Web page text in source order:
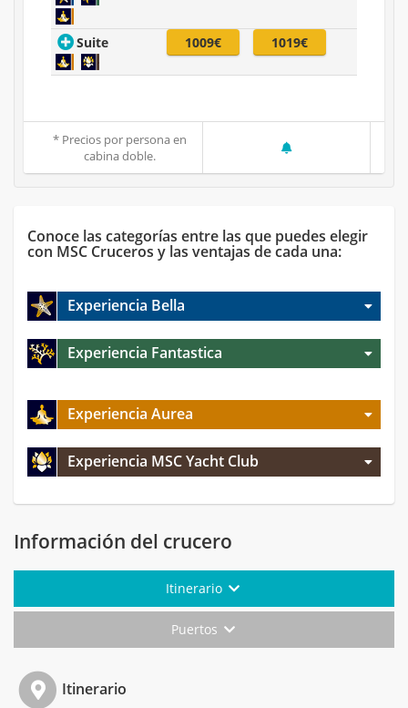
Suite 1009€ 1019€
* Precios por persona en
cabina doble.
Conoce las categorías entre las que puedes elegir
con MSC Cruceros y las ventajas de cada una:
Experiencia Bella
Experiencia Fantastica
Experiencia Aurea
Experiencia MSC Yacht Club
Información del crucero
Itinerario
Puertos
Itinerario